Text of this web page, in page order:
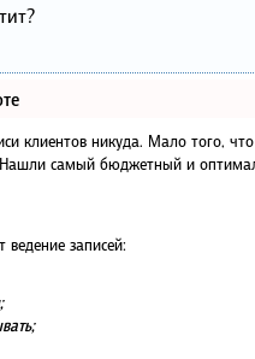
клиентов никуда. Мало того,
самый бюджетный и
записей: